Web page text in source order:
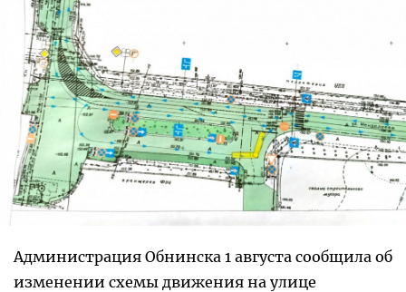
Администрация Обнинска 1 августа сообщила об
изменении схемы движения на улице